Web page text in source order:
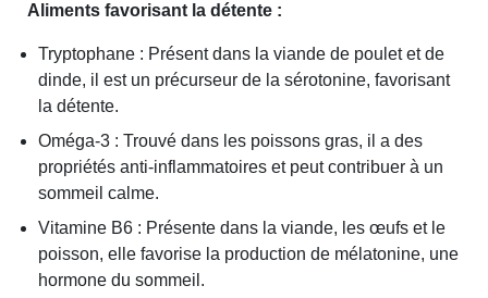
Aliments favorisant la détente :
Tryptophane : Présent dans la viande de poulet et de
dinde, il est un précurseur de la sérotonine, favorisant
la détente.
Oméga-3 : Trouvé dans les poissons gras, il a des
propriétés anti-inflammatoires et peut contribuer à un
sommeil calme.
Vitamine B6 : Présente dans la viande, les œufs et le
poisson, elle favorise la production de mélatonine, une
hormone du sommeil.